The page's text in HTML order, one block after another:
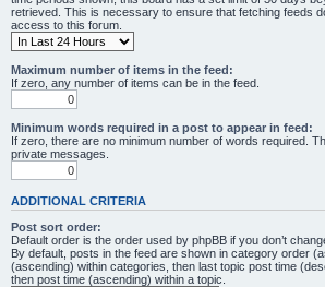
retrieved. This is necessary to ensure that fetching feeds
access to this forum.
Maximum number of items in the feed:
If zero, any number of items can be in the feed.
Minimum words required in a post to appear in feed:
If zero, there are no minimum number of words required.
private messages.
ADDITIONAL CRITERIA
Post sort order:
Default order is the order used by phpBB if you don’t
By default, posts in the feed are shown in category order
(ascending) within categories, then last topic post time
then post time (ascending) within a topic.